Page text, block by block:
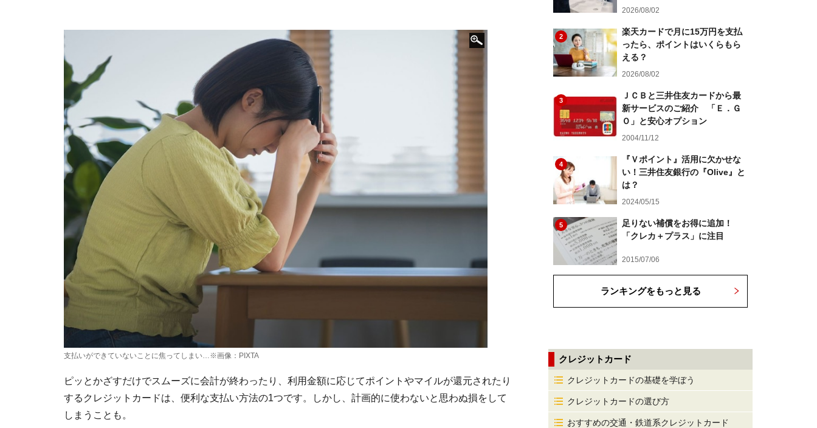
支払いができていないことに焦ってしまい…※画像：PIXTA
ピッとかざすだけでスムーズに会計が終わったり、利用金額に応じてポイントやマイルが還元されたり
するクレジットカードは、便利な支払い方法の1つです。しかし、計画的に使わないと思わぬ損をして
しまうことも。
2026/08/02
2
楽天カードで月に15万円を支払
ったら、ポイントはいくらもら
える？
2026/08/02
3
ＪＣＢと三井住友カードから最
新サービスのご紹介 「Ｅ．Ｇ
Ｏ」と安心オプション
2004/11/12
4
『Ｖポイント』活用に欠かせな
い！三井住友銀行の『Olive』と
は？
2024/05/15
5
足りない補償をお得に追加！
「クレカ＋プラス」に注目
2015/07/06
ランキングをもっと見る
クレジットカード
クレジットカードの基礎を学ぼう
クレジットカードの選び方
おすすめの交通・鉄道系クレジットカード